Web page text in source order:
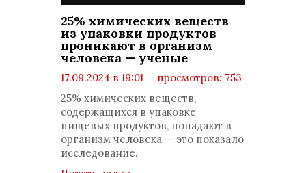
25% химических веществ
из упаковки продуктов
проникают в организм
человека — ученые
17.09.2024 в 19:01
просмотров: 753
комментариев: 0
25% химических веществ,
содержащихся в упаковке
пищевых продуктов, попадают в
организм человека — это показало
исследование.